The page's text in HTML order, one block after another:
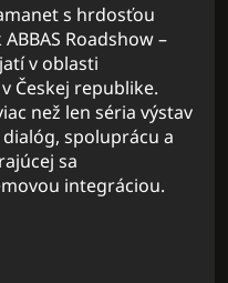
s hrdosťou
Roadshow –
v oblasti
Českej republike.
než len séria výstav
spoluprácu a
sa
integráciou.